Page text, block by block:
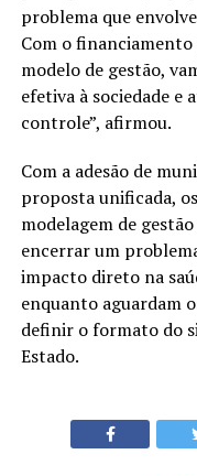
problema que
Com o financiamento
modelo de gestão,
efetiva à sociedade e
controle”, afirmou.
Com a adesão de
proposta unificada,
modelagem de
encerrar um
impacto direto na
enquanto aguardam
definir o formato do
Estado.